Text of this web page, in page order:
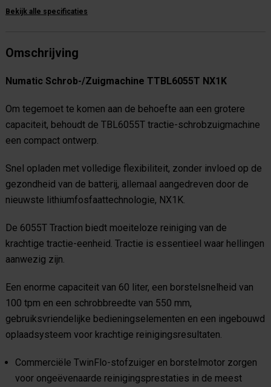
Bekijk alle specificaties
Omschrijving
Numatic Schrob-/Zuigmachine TTBL6055T NX1K
Om tegemoet te komen aan de behoefte aan een grotere
capaciteit, behoudt de TBL6055T tractie-schrobzuigmachine
een compact ontwerp.
Snel opladen met volledige flexibiliteit, zonder invloed op de
gezondheid van de batterij, allemaal aangedreven door de
nieuwste lithiumfosfaattechnologie, NX1K.
De 6055T Traction biedt moeiteloze reiniging van de
krachtige tractie-eenheid. Tractie is essentieel waar hellingen
aanwezig zijn.
Een enorme capaciteit van 60 liter, een borstelsnelheid van
100 tpm en een schrobbreedte van 550 mm,
gebruiksvriendelijke bedieningselementen en een ingebouwd
oplaadsysteem voor krachtige reinigingsresultaten.
Commerciële TwinFlo-stofzuiger en borstelmotor zorgen
voor ongeëvenaarde reinigingsprestaties in de meest